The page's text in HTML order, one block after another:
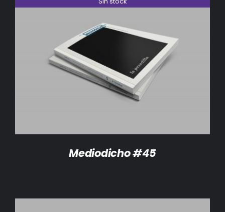
DETALLES
Mediodicho #45